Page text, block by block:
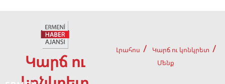
Կարճ ու
Լրահոս
Կարճ ու կոնկրետ
Մենք